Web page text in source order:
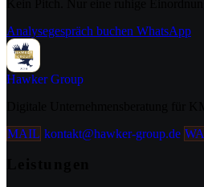
Analysegespräch buchen WhatsApp
HawkerGroup
MAIL kontakt@hawker-group.de WA